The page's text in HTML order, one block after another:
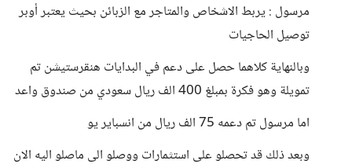
مرسول : يربط الاشخاص والمتاجر مع الزبائن بحيث يعتبر أوبر
توصيل الحاجيات
وبالنهاية كلاهما حصل على دعم في البدايات هنقرستيشن تم
تمويلة وهو فكرة بمبلغ 400 الف ريال سعودي من صندوق واعد
اما مرسول تم دعمه 75 الف ريال من انسباير يو
وبعد ذلك قد تحصلو على استثمارات ووصلو الى ماصلو اليه الان